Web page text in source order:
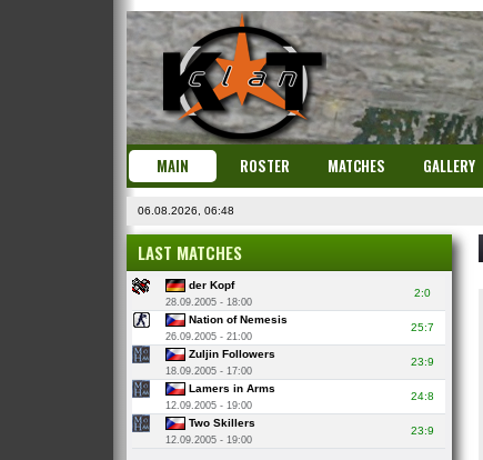
MAIN ROSTER MATCHES GALLERY
06.08.2026, 06:48
LAST MATCHES
der Kopf
28.09.2005 - 18:00
2:0
Nation of Nemesis
26.09.2005 - 21:00
25:7
Zuljin Followers
18.09.2005 - 17:00
23:9
Lamers in Arms
12.09.2005 - 19:00
24:8
Two Skillers
12.09.2005 - 19:00
23:9